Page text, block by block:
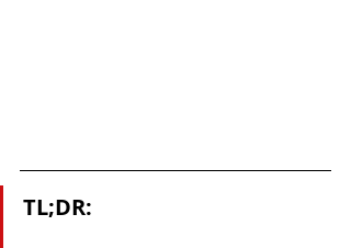
TL;DR: